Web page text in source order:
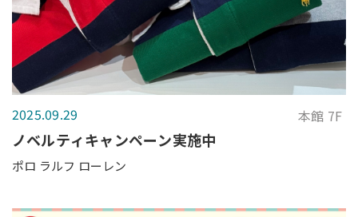
2025.09.29 本館 7F
ノベルティキャンペーン実施中
ポロ ラルフ ローレン